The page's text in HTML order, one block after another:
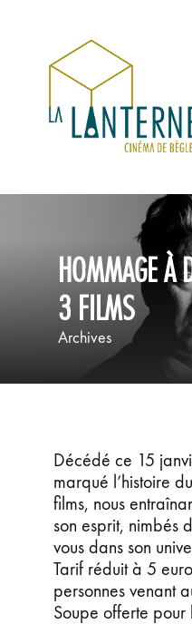
LES HORAIRES
À L’AFFICHE
PROCHAINEMENT
JEUNE PUBLIC ET ADOS
PRATIQUE
HOMMAGE À
3 FILMS
Archives
Décédé ce 15
marqué l’histoire
films, nous
son esprit, nimbés
vous dans son
Tarif réduit à 5
personnes venant
Soupe offerte pour